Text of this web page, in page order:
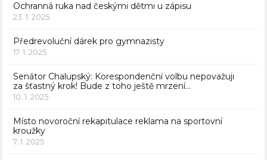
Ochranná ruka nad českými dětmi u zápisu
23. 1. 2025
Předrevoluční dárek pro gymnazisty
17. 1. 2025
Senátor Chalupský: Korespondenční volbu nepovažuji
za šťastný krok! Bude z toho ještě mrzení…
10. 1. 2025
Místo novoroční rekapitulace reklama na sportovní
kroužky
7. 1. 2025